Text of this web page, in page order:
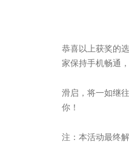
恭喜以上获奖的
家保持手机畅通
滑启，将一如继
你！
注：本活动最终